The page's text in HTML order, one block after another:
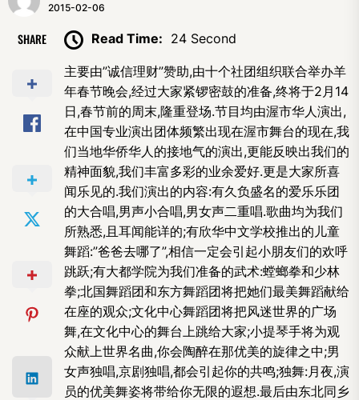
2015-02-06
SHARE Read Time: 24 Second
主要由”诚信理财”赞助,由十个社团组织联合举办羊
年春节晚会,经过大家紧锣密鼓的准备,终将于2月14
日,春节前的周末,隆重登场.节目均由渥市华人演出,
在中国专业演出团体频繁出现在渥市舞台的现在,我
们当地华侨华人的接地气的演出,更能反映出我们的
精神面貌,我们丰富多彩的业余爱好.更是大家所喜
闻乐见的.我们演出的内容:有久负盛名的爱乐乐团
的大合唱,男声小合唱,男女声二重唱.歌曲均为我们
所熟悉,且耳闻能详的;有欣华中文学校推出的儿童
舞蹈:”爸爸去哪了”,相信一定会引起小朋友们的欢呼
跳跃;有大都学院为我们准备的武术:螳螂拳和少林
拳;北国舞蹈团和东方舞蹈团将把她们最美舞蹈献给
在座的观众;文化中心舞蹈团将把风迷世界的广场
舞,在文化中心的舞台上跳给大家;小提琴手将为观
众献上世界名曲,你会陶醉在那优美的旋律之中;男
女声独唱,京剧独唱,都会引起你的共鸣;独舞:月夜,演
员的优美舞姿将带给你无限的遐想.最后由东北同乡